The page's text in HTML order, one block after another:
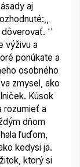
aj
dôverovať. ''
výživu a
ponúkate a
osobného
zmysel, ako
Kúsok
rozumieť a
dňom
ľuďom,
kedysi ja.
ktorý si